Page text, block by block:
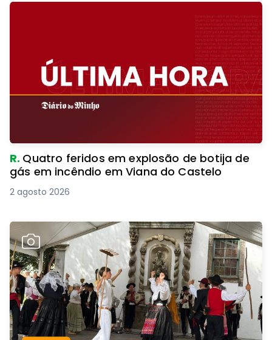
R. Quatro feridos em explosão de botija de
gás em incêndio em Viana do Castelo
2 agosto 2026